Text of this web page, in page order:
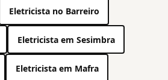
Eletricista no Barreiro
Eletricista em Sesimbra
Eletricista em Mafra